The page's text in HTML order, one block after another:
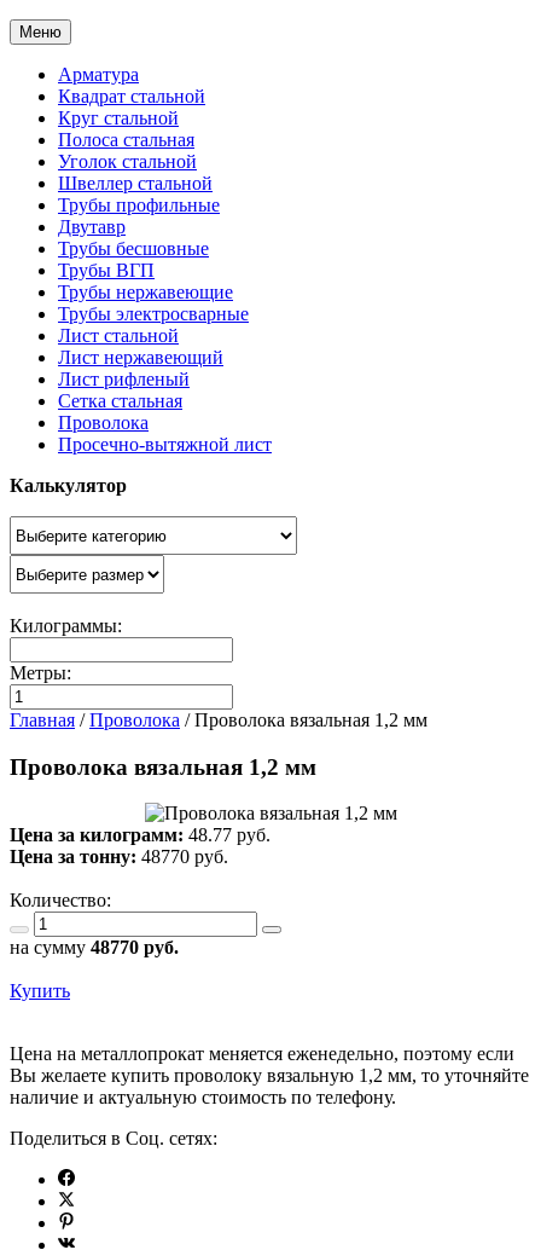
Меню
Арматура
Квадрат стальной
Круг стальной
Полоса стальная
Уголок стальной
Швеллер стальной
Трубы профильные
Двутавр
Трубы бесшовные
Трубы ВГП
Трубы нержавеющие
Трубы электросварные
Лист стальной
Лист нержавеющий
Лист рифленый
Сетка стальная
Проволока
Просечно-вытяжной лист
Калькулятор
Килограммы:
Метры:
Главная /Проволока /Проволока вязальная 1,2 мм
Проволока вязальная 1,2 мм
Цена за килограмм: 48.77 руб.
Цена за тонну: 48770 руб.
Количество:
на сумму 48770 руб.
Купить
Цена на металлопрокат меняется еженедельно, поэтому если
Вы желаете купить проволоку вязальную 1,2 мм, то уточняйте
наличие и актуальную стоимость по телефону.
Поделиться в Соц. сетях: